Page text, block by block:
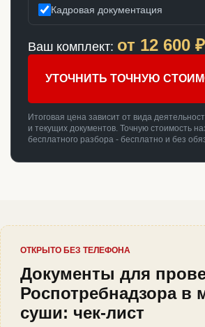
Кадровая документация
Ваш комплект: от 12 600 ₽
УТОЧНИТЬ ТОЧНУЮ
Итоговая цена зависит от вида
и текущих документов. Точную стоимость
бесплатного разбора - бесплатно и без
ОТКРЫТО БЕЗ ТЕЛЕФОНА
Документы для
Роспотребнадзора в
суши: чек-лист